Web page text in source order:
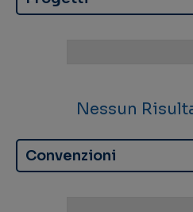
Nessun
Convenzioni